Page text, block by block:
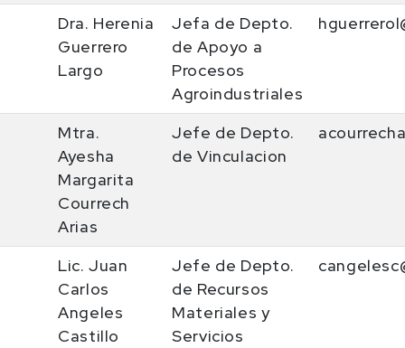
Dra. Herenia
Guerrero
Largo
Jefa de Depto.
de Apoyo a
Procesos
Agroindustriales
Mtra.
Ayesha
Margarita
Courrech
Arias
Jefe de Depto.
de Vinculacion
Lic. Juan
Carlos
Angeles
Castillo
Jefe de Depto.
de Recursos
Materiales y
Servicios